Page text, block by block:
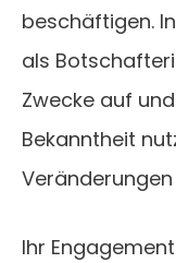
beschäftigen.
als
Zwecke auf
Bekanntheit
Ihr